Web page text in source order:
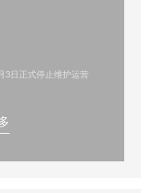
3日正式停止维护运营